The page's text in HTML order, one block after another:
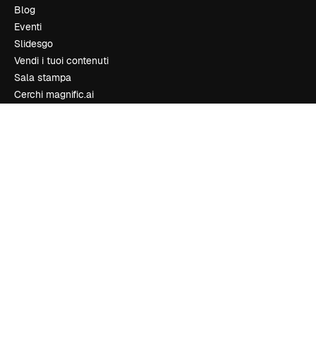
Blog
Eventi
Slidesgo
Vendi i tuoi contenuti
Sala stampa
Cerchi magnific.ai